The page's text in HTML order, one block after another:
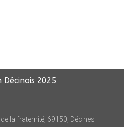
2025
la fraternité, 69150, Décines